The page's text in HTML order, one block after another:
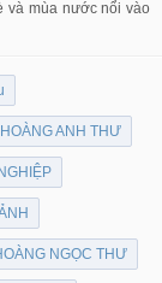
và mùa nước nổi vào
ANH THƯ
NGỌC THƯ